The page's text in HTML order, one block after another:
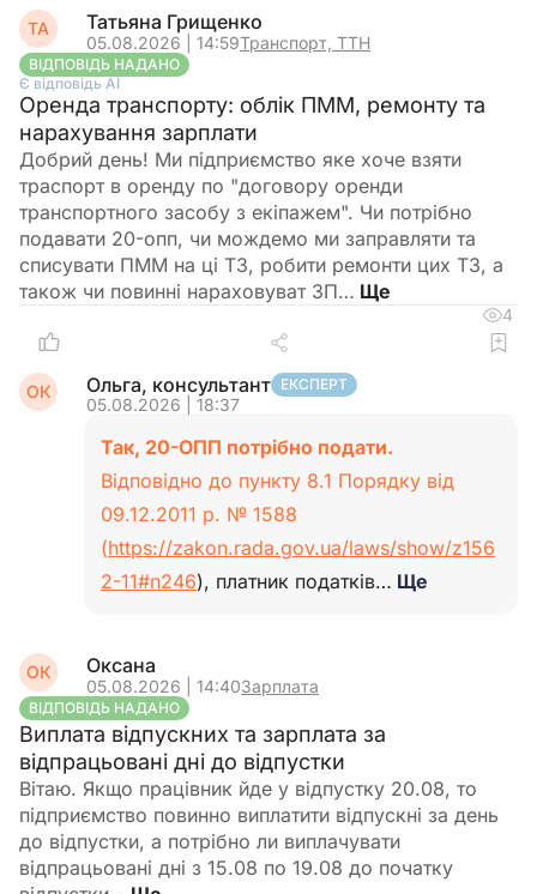
ТА Татьяна Грищенко
05.08.2026 | 14:59Транспорт, ТТН
ВІДПОВІДЬ НАДАНО
Є відповідь АІ
Оренда транспорту: облік ПММ, ремонту та
нарахування зарплати
Добрий день! Ми підприємство яке хоче взяти
траспорт в оренду по "договору оренди
транспортного засобу з екіпажем". Чи потрібно
подавати 20-опп, чи мождемо ми заправляти та
списувати ПММ на ці ТЗ, робити ремонти цих ТЗ, а
також чи повинні нараховуват ЗП…
4
ОК Ольга, консультант ЕКСПЕРТ
05.08.2026 | 18:37
Так, 20-ОПП потрібно подати.
Відповідно до пункту 8.1 Порядку від
09.12.2011 р. № 1588
(https://zakon.rada.gov.ua/laws/show/z156
2-11#n246), платник податків… Ще
ОК Оксана
05.08.2026 | 14:40Зарплата
ВІДПОВІДЬ НАДАНО
Виплата відпускних та зарплата за
відпрацьовані дні до відпустки
Вітаю. Якщо працівник йде у відпустку 20.08, то
підприємство повинно виплатити відпускні за день
до відпустки, а потрібно ли виплачувати
відпрацьовані дні з 15.08 по 19.08 до початку